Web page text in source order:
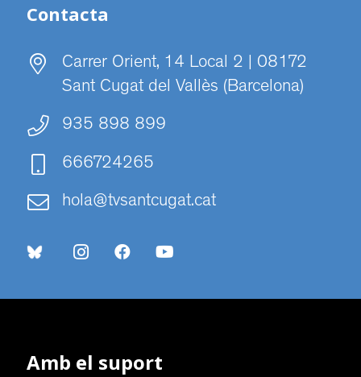
Contacta
Carrer Orient, 14 Local 2 | 08172
Sant Cugat del Vallès (Barcelona)
935 898 899
666724265
hola@tvsantcugat.cat
Amb el suport